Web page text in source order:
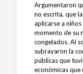
Argumentaron
no escrita, que
aplicarse a
momento de su
congelados. Al
​​subrayaron la
públicas que
económicas